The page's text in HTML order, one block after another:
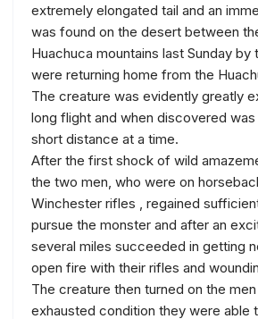
extremely elongated tail and an
was found on the desert between
Huachuca mountains last Sunday
were returning home from the
The creature was evidently greatly
long flight and when discovered
short distance at a time.
After the first shock of wild
the two men, who were on
Winchester rifles , regained
pursue the monster and after an
several miles succeeded in getting
open fire with their rifles and
The creature then turned on the
exhausted condition they were able